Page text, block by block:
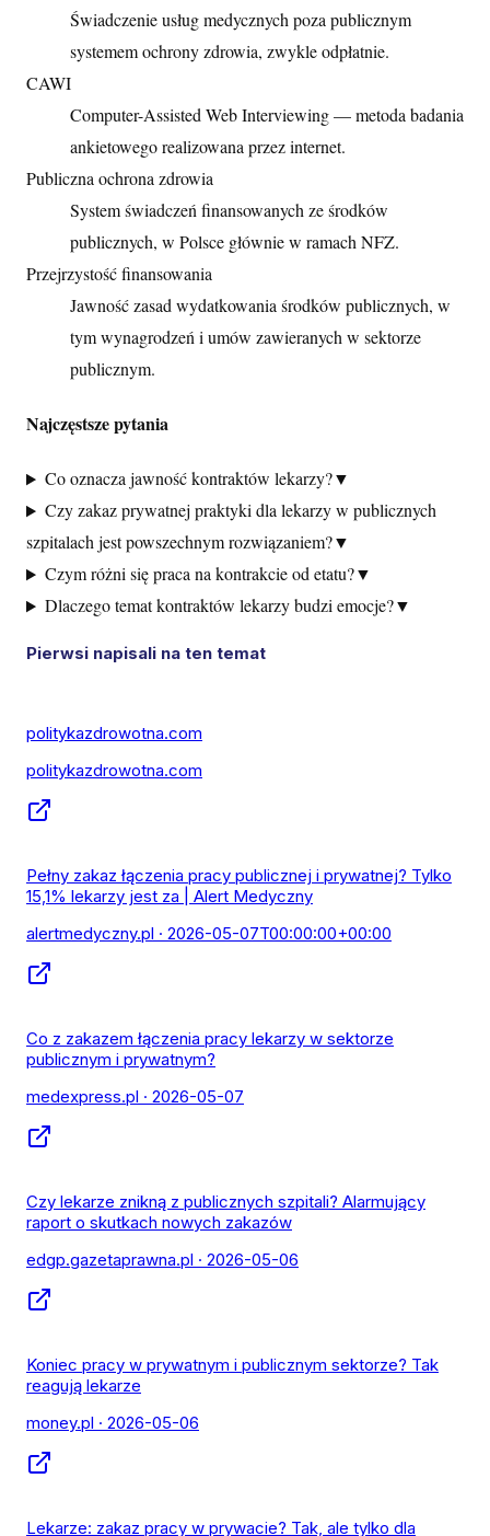
Świadczenie usług medycznych poza publicznym
systemem ochrony zdrowia, zwykle odpłatnie.
CAWI
Computer-Assisted Web Interviewing — metoda badania
ankietowego realizowana przez internet.
Publiczna ochrona zdrowia
System świadczeń finansowanych ze środków
publicznych, w Polsce głównie w ramach NFZ.
Przejrzystość finansowania
Jawność zasad wydatkowania środków publicznych, w
tym wynagrodzeń i umów zawieranych w sektorze
publicznym.
Najczęstsze pytania
Co oznacza jawność kontraktów lekarzy?▼
Czy zakaz prywatnej praktyki dla lekarzy w publicznych
szpitalach jest powszechnym rozwiązaniem?▼
Czym różni się praca na kontrakcie od etatu?▼
Dlaczego temat kontraktów lekarzy budzi emocje?▼
Pierwsi napisali na ten temat
politykazdrowotna.com
politykazdrowotna.com
Pełny zakaz łączenia pracy publicznej i prywatnej? Tylko
15,1% lekarzy jest za | Alert Medyczny
alertmedyczny.pl · 2026-05-07T00:00:00+00:00
Co z zakazem łączenia pracy lekarzy w sektorze
publicznym i prywatnym?
medexpress.pl · 2026-05-07
Czy lekarze znikną z publicznych szpitali? Alarmujący
raport o skutkach nowych zakazów
edgp.gazetaprawna.pl · 2026-05-06
Koniec pracy w prywatnym i publicznym sektorze? Tak
reagują lekarze
money.pl · 2026-05-06
Lekarze: zakaz pracy w prywacie? Tak, ale tylko dla